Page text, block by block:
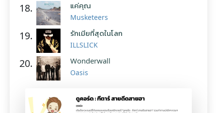
18. แค่คุณ
Musketeers
19. รักเมียที่สุดในโลก
ILLSLICK
20. Wonderwall
Oasis